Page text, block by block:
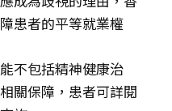
患者的平等就業權
不包括精神健康治
關保障，患者可詳閱